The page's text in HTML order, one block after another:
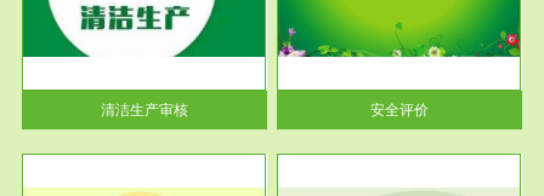
清洁生产审核
安全评价安全评价目的是查找、
分析和预测工程、系统、生产经
营活...
安全评价